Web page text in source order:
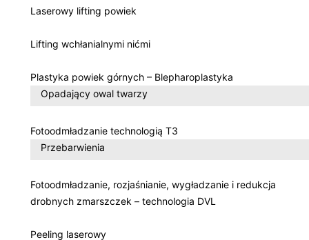
Laserowy lifting powiek
Lifting wchłanialnymi nićmi
Plastyka powiek górnych – Blepharoplastyka
Opadający owal twarzy
Fotoodmładzanie technologią T3
Przebarwienia
Fotoodmładzanie, rozjaśnianie, wygładzanie i redukcja
drobnych zmarszczek – technologia DVL
Peeling laserowy